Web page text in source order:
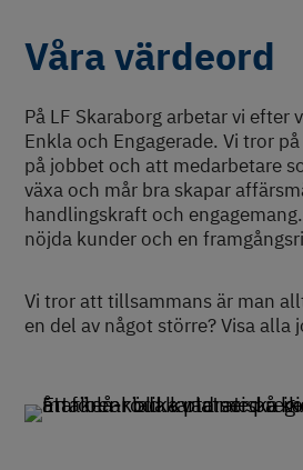
Våra värdeord
På LF Skaraborg arbetar vi efter
Enkla och Engagerade. Vi tror
på jobbet och att medarbetare
växa och mår bra skapar
handlingskraft och
nöjda kunder och en
Vi tror att tillsammans är man
en del av något större? Visa alla